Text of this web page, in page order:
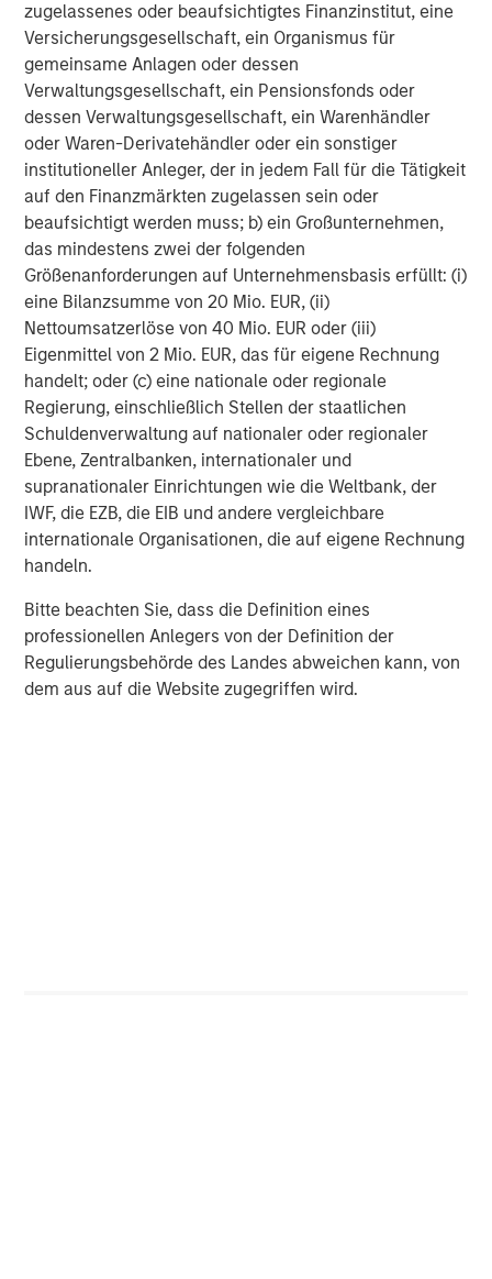
zugelassenes oder beaufsichtigtes Finanzinstitut, eine
Versicherungsgesellschaft, ein Organismus für
gemeinsame Anlagen oder dessen
Verwaltungsgesellschaft, ein Pensionsfonds oder
dessen Verwaltungsgesellschaft, ein Warenhändler
oder Waren-Derivatehändler oder ein sonstiger
institutioneller Anleger, der in jedem Fall für die Tätigkeit
auf den Finanzmärkten zugelassen sein oder
beaufsichtigt werden muss; b) ein Großunternehmen,
das mindestens zwei der folgenden
Größenanforderungen auf Unternehmensbasis erfüllt: (i)
eine Bilanzsumme von 20 Mio. EUR, (ii)
Nettoumsatzerlöse von 40 Mio. EUR oder (iii)
Eigenmittel von 2 Mio. EUR, das für eigene Rechnung
handelt; oder (c) eine nationale oder regionale
Regierung, einschließlich Stellen der staatlichen
Schuldenverwaltung auf nationaler oder regionaler
Ebene, Zentralbanken, internationaler und
supranationaler Einrichtungen wie die Weltbank, der
IWF, die EZB, die EIB und andere vergleichbare
internationale Organisationen, die auf eigene Rechnung
handeln.
Bitte beachten Sie, dass die Definition eines
professionellen Anlegers von der Definition der
Regulierungsbehörde des Landes abweichen kann, von
dem aus auf die Website zugegriffen wird.
ARTIKEL
Real Estate Midyear Outlook:
Constructive Amid Fluid Backdrop
The current macroenvironment remains resilient
despite elevated volatility and divergence across
markets. As inflation and energy prices keep
central banks hawkish, real estate continues to
offer attractive relative value, supported by a
25% repricing, durable income streams, and
constrained supply. In this environment,
diversified portfolios and selective asset-level
investing remain critical.
07-AUG-2026
IMPORTANT INFORMATION
Risk Considerations
Alternative investments are speculative and include a high
degree of risk. Investors could lose all or a substantial amount
of their investment. Alternative investments are suitable only for
long-term investors willing to forego liquidity and put capital at